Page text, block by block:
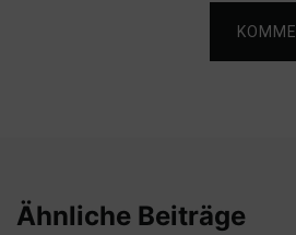
Ähnliche Beiträge